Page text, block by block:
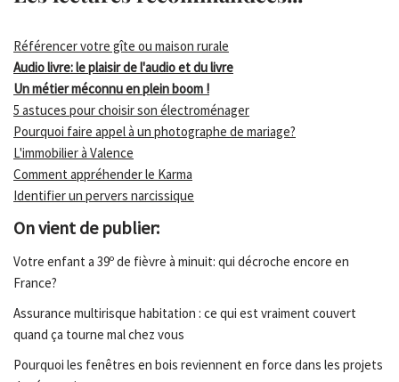
Référencer votre gîte ou maison rurale
Audio livre: le plaisir de l'audio et du livre
Un métier méconnu en plein boom !
5 astuces pour choisir son électroménager
Pourquoi faire appel à un photographe de mariage?
L'immobilier à Valence
Comment appréhender le Karma
Identifier un pervers narcissique
On vient de publier:
Votre enfant a 39º de fièvre à minuit: qui décroche encore en
France?
Assurance multirisque habitation : ce qui est vraiment couvert
quand ça tourne mal chez vous
Pourquoi les fenêtres en bois reviennent en force dans les projets